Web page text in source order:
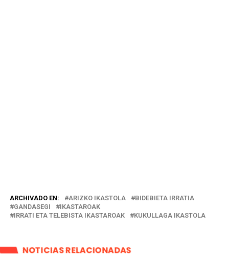
ARCHIVADO EN: ARIZKO IKASTOLA
BIDEBIETA IRRATIA
GANDASEGI
IKASTAROAK
IRRATI ETA TELEBISTA IKASTAROAK
KUKULLAGA IKASTOLA
NOTICIAS RELACIONADAS